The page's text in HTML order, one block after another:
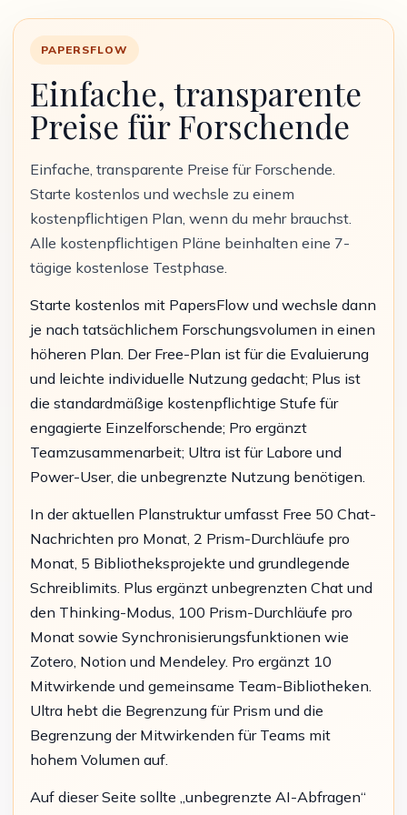
PAPERSFLOW
Einfache, transparente
Preise für Forschende
Einfache, transparente Preise für Forschende.
Starte kostenlos und wechsle zu einem
kostenpflichtigen Plan, wenn du mehr brauchst.
Alle kostenpflichtigen Pläne beinhalten eine 7-
tägige kostenlose Testphase.
Starte kostenlos mit PapersFlow und wechsle dann
je nach tatsächlichem Forschungsvolumen in einen
höheren Plan. Der Free-Plan ist für die Evaluierung
und leichte individuelle Nutzung gedacht; Plus ist
die standardmäßige kostenpflichtige Stufe für
engagierte Einzelforschende; Pro ergänzt
Teamzusammenarbeit; Ultra ist für Labore und
Power-User, die unbegrenzte Nutzung benötigen.
In der aktuellen Planstruktur umfasst Free 50 Chat-
Nachrichten pro Monat, 2 Prism-Durchläufe pro
Monat, 5 Bibliotheksprojekte und grundlegende
Schreiblimits. Plus ergänzt unbegrenzten Chat und
den Thinking-Modus, 100 Prism-Durchläufe pro
Monat sowie Synchronisierungsfunktionen wie
Zotero, Notion und Mendeley. Pro ergänzt 10
Mitwirkende und gemeinsame Team-Bibliotheken.
Ultra hebt die Begrenzung für Prism und die
Begrenzung der Mitwirkenden für Teams mit
hohem Volumen auf.
Auf dieser Seite sollte „unbegrenzte AI-Abfragen“